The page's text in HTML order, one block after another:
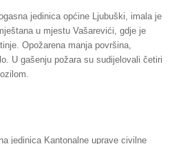
jedinica općine Ljubuški, imala je
u mjestu Vašarevići, gdje je
Opožarena manja površina,
U gašenju požara su sudijelovali četiri
jedinica Kantonalne uprave civilne